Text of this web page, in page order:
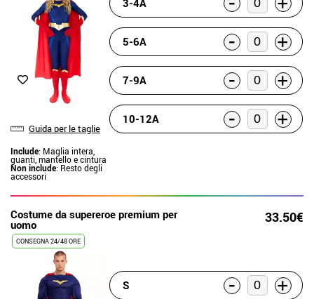
Guida per le taglie
Include: Maglia intera,
guanti, mantello e cintura
Non include: Resto degli
accessori
5-6A - +
7-9A - +
10-12A - +
Costume da supereroe premium per
uomo 33.50€
CONSEGNA 24/48 ORE
S - +